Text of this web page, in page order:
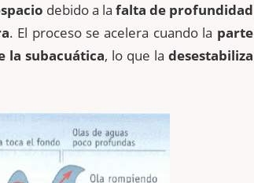
debido a la falta de profundidad
. El proceso se acelera cuando la parte
la subacuática, lo que la desestabiliza